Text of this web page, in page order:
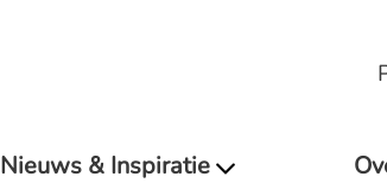
Nieuws & Inspiratie